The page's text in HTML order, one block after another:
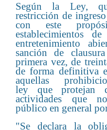
Según la Ley,
restricción de
con este
establecimientos
entretenimiento
sanción de
primera vez, de
de forma definitiva
aquellas
ley que protejan
actividades que
público en general
"Se declara la